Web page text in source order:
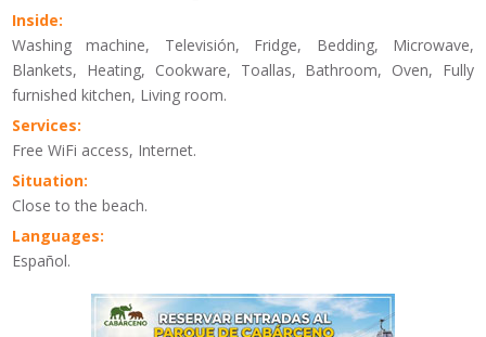
Inside:
Washing machine, Televisión, Fridge, Bedding, Microwave,
Blankets, Heating, Cookware, Toallas, Bathroom, Oven, Fully
furnished kitchen, Living room.
Services:
Free WiFi access, Internet.
Situation:
Close to the beach.
Languages:
Español.